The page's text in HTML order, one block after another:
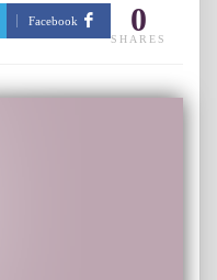
0
SHARES
Facebook